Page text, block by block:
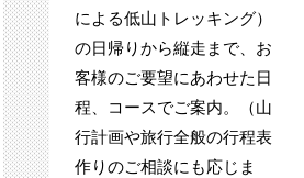
による低山トレッキング）
の日帰りから縦走まで、お
客様のご要望にあわせた日
程、コースでご案内。（山
行計画や旅行全般の行程表
作りのご相談にも応じま